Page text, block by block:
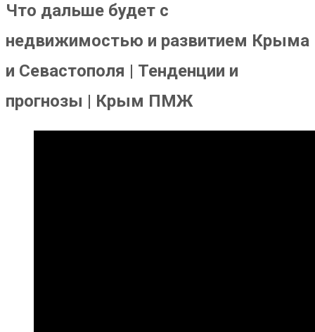
Что дальше будет с
недвижимостью и развитием Крыма
и Севастополя | Тенденции и
прогнозы | Крым ПМЖ